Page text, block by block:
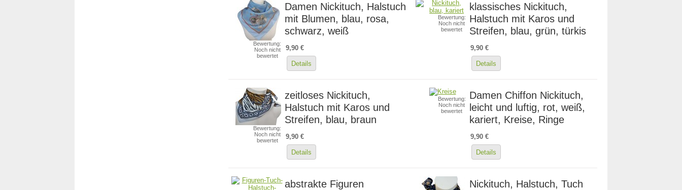
Bewertung:
Noch nicht
bewertet
Damen Nickituch, Halstuch
mit Blumen, blau, rosa,
schwarz, weiß
9,90 €
Details
Bewertung:
Noch nicht
bewertet
klassisches Nickituch,
Halstuch mit Karos und
Streifen, blau, grün, türkis
9,90 €
Details
Bewertung:
Noch nicht
bewertet
zeitloses Nickituch,
Halstuch mit Karos und
Streifen, blau, braun
9,90 €
Details
Bewertung:
Noch nicht
bewertet
Damen Chiffon Nickituch,
leicht und luftig, rot, weiß,
kariert, Kreise, Ringe
9,90 €
Details
abstrakte Figuren
Nickituch, Halstuch, Tuch